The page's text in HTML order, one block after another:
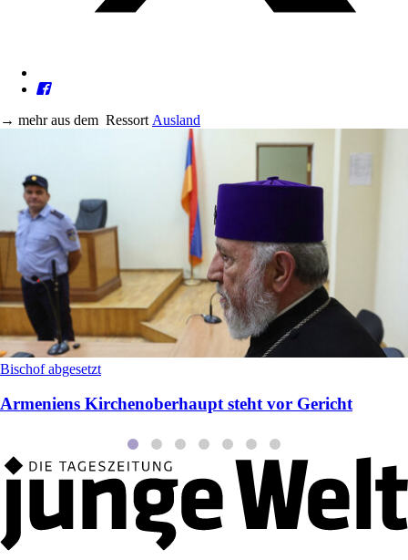
→ mehr aus dem Ressort Ausland
Bischof abgesetzt
Armeniens Kirchenoberhaupt steht vor Gericht